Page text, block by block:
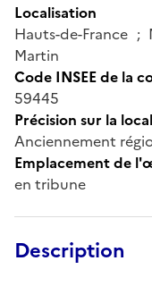
Localisation
Hauts-de-France
Martin
Code INSEE de la
59445
Précision sur la
Anciennement
Emplacement de
en tribune
Description